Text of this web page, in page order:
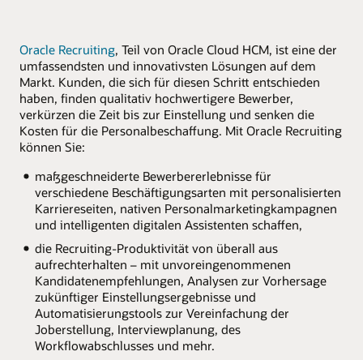
Oracle Recruiting, Teil von Oracle Cloud HCM, ist eine der
umfassendsten und innovativsten Lösungen auf dem
Markt. Kunden, die sich für diesen Schritt entschieden
haben, finden qualitativ hochwertigere Bewerber,
verkürzen die Zeit bis zur Einstellung und senken die
Kosten für die Personalbeschaffung. Mit Oracle Recruiting
können Sie:
maßgeschneiderte Bewerbererlebnisse für
verschiedene Beschäftigungsarten mit personalisierten
Karriereseiten, nativen Personalmarketingkampagnen
und intelligenten digitalen Assistenten schaffen,
die Recruiting-Produktivität von überall aus
aufrechterhalten – mit unvoreingenommenen
Kandidatenempfehlungen, Analysen zur Vorhersage
zukünftiger Einstellungsergebnisse und
Automatisierungstools zur Vereinfachung der
Joberstellung, Interviewplanung, des
Workflowabschlusses und mehr.